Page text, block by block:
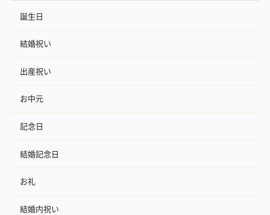
誕生日
結婚祝い
出産祝い
お中元
記念日
結婚記念日
お礼
結婚内祝い